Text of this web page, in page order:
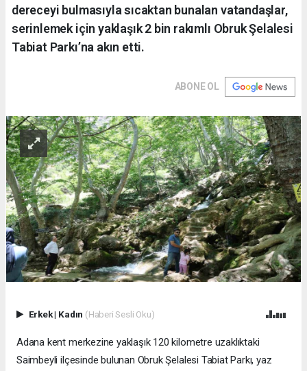
dereceyi bulmasıyla sıcaktan bunalan vatandaşlar,
serinlemek için yaklaşık 2 bin rakımlı Obruk Şelalesi
Tabiat Parkı’na akın etti.
ABONE OL
Erkek| Kadın (Haberi Sesli Oku)
Adana kent merkezine yaklaşık 120 kilometre uzaklıktaki
Saimbeyli ilçesinde bulunan Obruk Şelalesi Tabiat Parkı, yaz